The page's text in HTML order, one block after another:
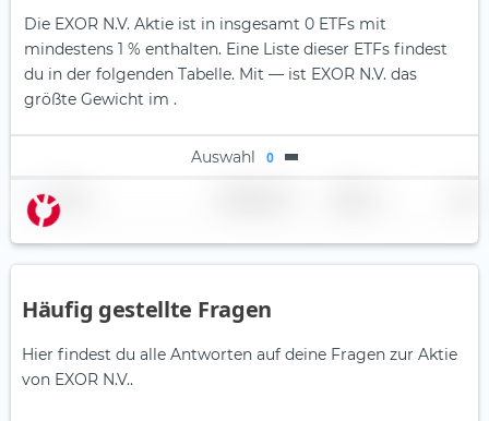
Die EXOR N.V. Aktie ist in insgesamt 0 ETFs mit
mindestens 1 % enthalten. Eine Liste dieser ETFs findest
du in der folgenden Tabelle. Mit — ist EXOR N.V. das
größte Gewicht im .
Auswahl 0
Name
Häufig gestellte Fragen
Hier findest du alle Antworten auf deine Fragen zur Aktie
von EXOR N.V..